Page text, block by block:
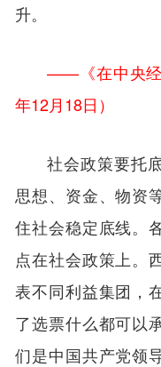
升。
——《在中央经
年12月18日）
社会政策要托
思想、资金、物资
住社会稳定底线。
点在社会政策上。
表不同利益集团，
了选票什么都可以
们是中国共产党领